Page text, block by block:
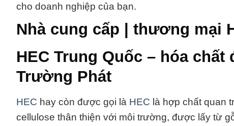
cho doanh nghiệp của bạn.
Nhà cung cấp | thương mại
HEC Trung Quốc – hóa
Trường Phát
HEC hay còn được gọi là HEC là hợp chất quan
cellulose thân thiện với môi trường, được lấy từ